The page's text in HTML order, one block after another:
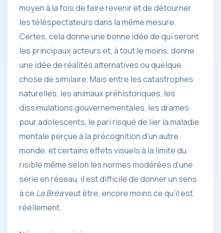
moyen à la fois de faire revenir et de détourner
les téléspectateurs dans la même mesure.
Certes, cela donne une bonne idée de qui seront
les principaux acteurs et, à tout le moins, donne
une idée de réalités alternatives ou quelque
chose de similaire. Mais entre les catastrophes
naturelles, les animaux préhistoriques, les
dissimulations gouvernementales, les drames
pour adolescents, le pari risqué de lier la maladie
mentale perçue à la précognition d’un autre
monde, et certains effets visuels à la limite du
risible même selon les normes modérées d’une
série en réseau, il est difficile de donner un sens
à ce La Bréaveut être, encore moins ce qu’il est
réellement.